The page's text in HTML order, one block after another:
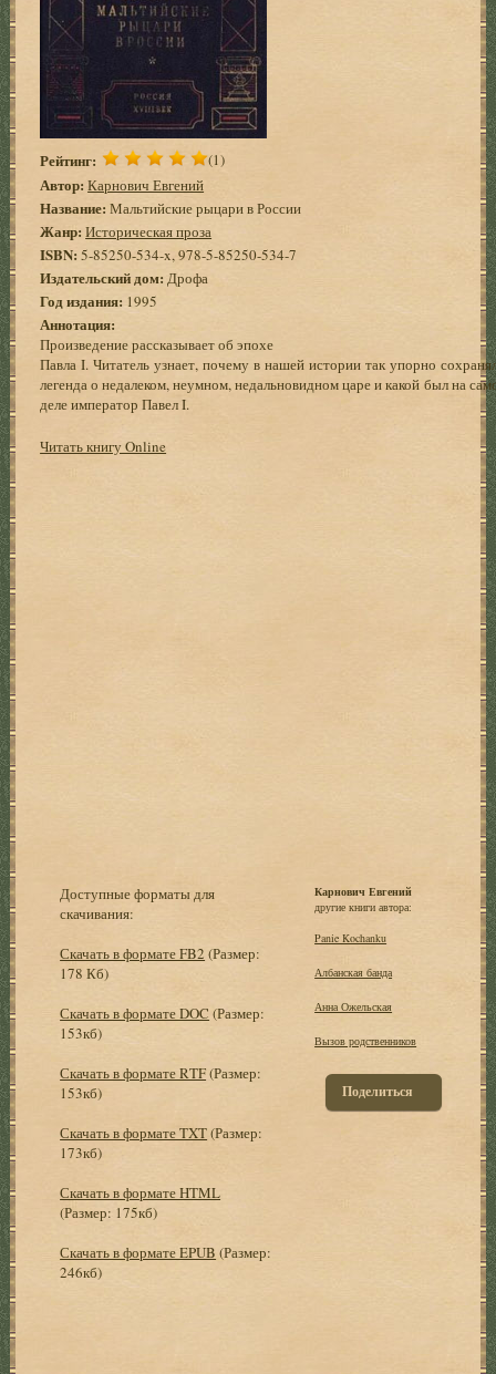
Рейтинг: (1)
Автор: Карнович Евгений
Название: Мальтийские рыцари в России
Жанр: Историческая проза
ISBN:5-85250-534-x, 978-5-85250-534-7
Издательский дом: Дрофа
Год издания: 1995
Аннотация:
Произведение рассказывает об эпохе
Павла I. Читатель узнает, почему в нашей истории так упорно
легенда о недалеком, неумном, недальновидном царе и какой был на
деле император Павел I.
Читать книгу Online
Доступные форматы для
скачивания:
Скачать в формате FB2 (Размер:
178 Кб)
Скачать в формате DOC (Размер:
153кб)
Скачать в формате RTF(Размер:
153кб)
Скачать в формате TXT(Размер:
173кб)
Скачать в формате HTML
(Размер: 175кб)
Скачать в формате EPUB (Размер:
246кб)
Карнович Евгений
другие книги автора:
Panie Kochanku
Албанская банда
Анна Ожельская
Вызов родственников
Поделиться